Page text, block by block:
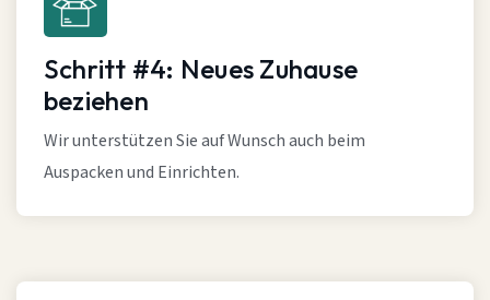
Schritt #4: Neues Zuhause
beziehen
Wir unterstützen Sie auf Wunsch auch beim
Auspacken und Einrichten.